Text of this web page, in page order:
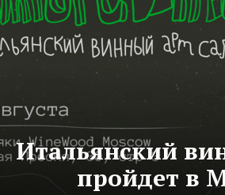
Итальянский
пройдет в